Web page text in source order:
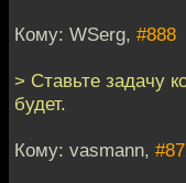
Кому: WSerg, #888
> Ставьте задачу
будет.
Кому: vasmann,